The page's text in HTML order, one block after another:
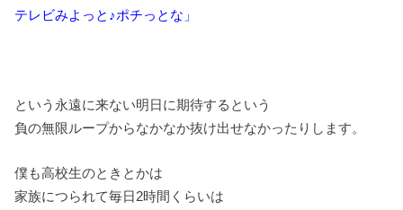
テレビみよっと♪ポチっとな」
という永遠に来ない明日に期待するという
負の無限ループからなかなか抜け出せなかったりします。
僕も高校生のときとかは
家族につられて毎日2時間くらいは